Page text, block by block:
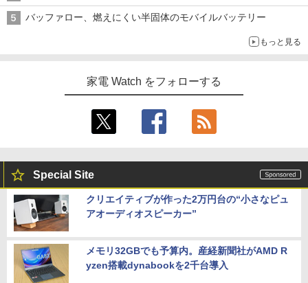
バッファロー、燃えにくい半固体のモバイルバッテリー
もっと見る
家電 Watch をフォローする
Special Site
クリエイティブが作った2万円台の“小さなピュ
アオーディオスピーカー”
メモリ32GBでも予算内。産経新聞社がAMD R
yzen搭載dynabookを2千台導入